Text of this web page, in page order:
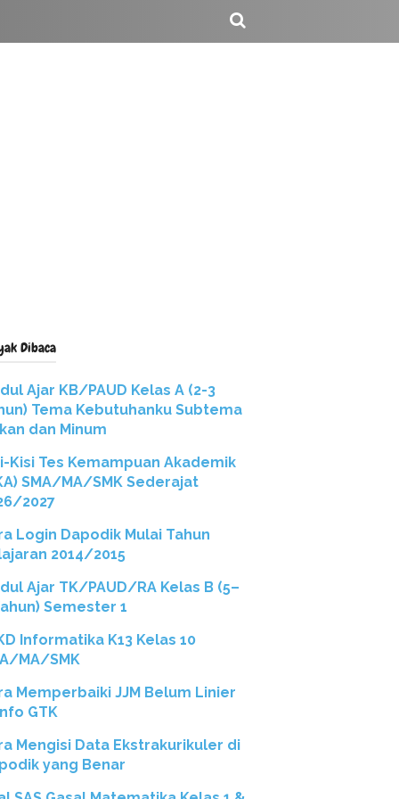
Dibaca
Ajar KB/PAUD Kelas A (2-3
Tema Kebutuhanku Subtema
dan Minum
Kisi Tes Kemampuan Akademik
SMA/MA/SMK Sederajat
2027
Login Dapodik Mulai Tahun
2014/2015
Ajar TK/PAUD/RA Kelas B (5–
Semester 1
Informatika K13 Kelas 10
MA/SMK
Memperbaiki JJM Belum Linier
GTK
Mengisi Data Ekstrakurikuler di
yang Benar